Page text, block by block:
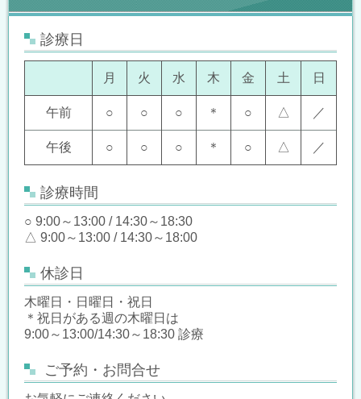
診療日
月 火 水 木 金 土 日
午前 ○ ○ ○ ＊ ○ △ ／
午後 ○ ○ ○ ＊ ○ △ ／
診療時間
○ 9:00～13:00 / 14:30～18:30
△ 9:00～13:00 / 14:30～18:00
休診日
木曜日・日曜日・祝日
＊祝日がある週の木曜日は
9:00～13:00/14:30～18:30 診療
ご予約・お問合せ